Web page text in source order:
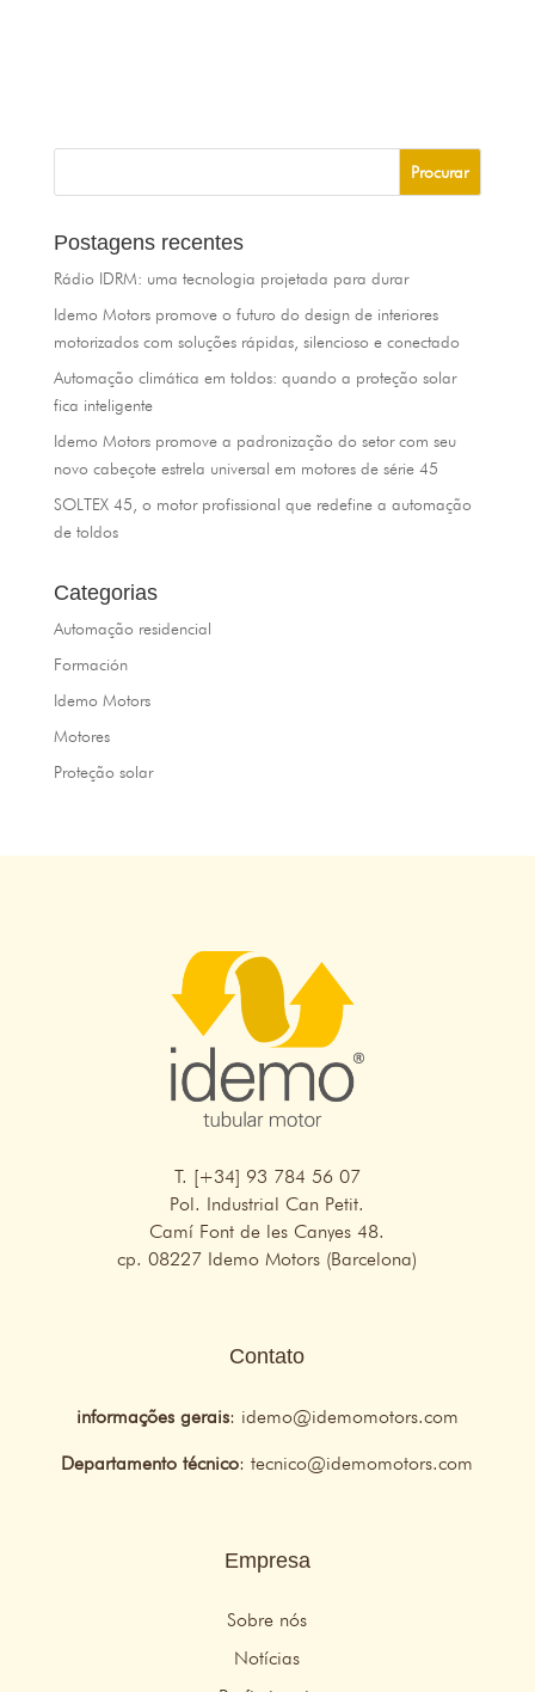
Postagens recentes
Rádio IDRM: uma tecnologia projetada para durar
Idemo Motors promove o futuro do design de interiores
motorizados com soluções rápidas, silencioso e conectado
Automação climática em toldos: quando a proteção solar
fica inteligente
Idemo Motors promove a padronização do setor com seu
novo cabeçote estrela universal em motores de série 45
SOLTEX 45, o motor profissional que redefine a automação
de toldos
Categorias
Automação residencial
Formación
Idemo Motors
Motores
Proteção solar
T. [+34] 93 784 56 07
Pol. Industrial Can Petit.
Camí Font de les Canyes 48.
cp. 08227 Idemo Motors (Barcelona)
Contato
informações gerais: idemo@idemomotors.com
Departamento técnico:tecnico@idemomotors.com
Empresa
Sobre nós
Notícias